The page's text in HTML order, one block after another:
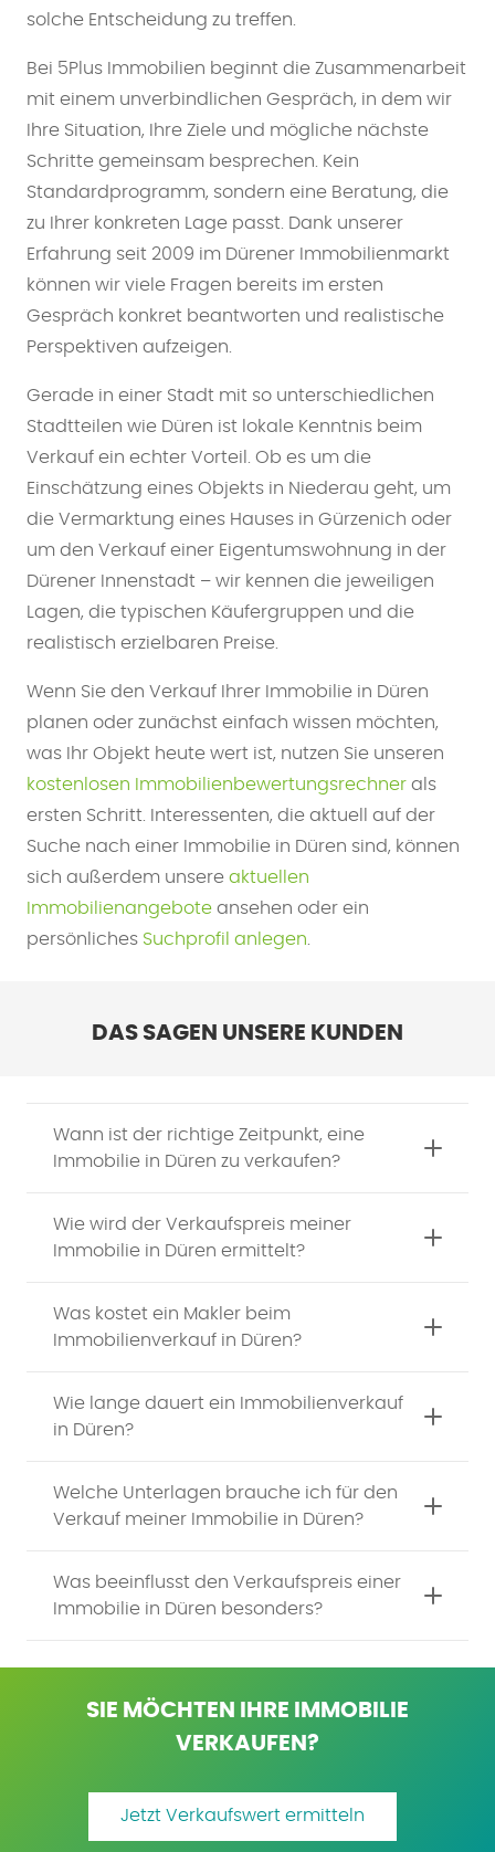
solche Entscheidung zu treffen.
Bei 5Plus Immobilien beginnt die Zusammenarbeit
mit einem unverbindlichen Gespräch, in dem wir
Ihre Situation, Ihre Ziele und mögliche nächste
Schritte gemeinsam besprechen. Kein
Standardprogramm, sondern eine Beratung, die
zu Ihrer konkreten Lage passt. Dank unserer
Erfahrung seit 2009 im Dürener Immobilienmarkt
können wir viele Fragen bereits im ersten
Gespräch konkret beantworten und realistische
Perspektiven aufzeigen.
Gerade in einer Stadt mit so unterschiedlichen
Stadtteilen wie Düren ist lokale Kenntnis beim
Verkauf ein echter Vorteil. Ob es um die
Einschätzung eines Objekts in Niederau geht, um
die Vermarktung eines Hauses in Gürzenich oder
um den Verkauf einer Eigentumswohnung in der
Dürener Innenstadt – wir kennen die jeweiligen
Lagen, die typischen Käufergruppen und die
realistisch erzielbaren Preise.
Wenn Sie den Verkauf Ihrer Immobilie in Düren
planen oder zunächst einfach wissen möchten,
was Ihr Objekt heute wert ist, nutzen Sie unseren
kostenlosen Immobilienbewertungsrechner als
ersten Schritt. Interessenten, die aktuell auf der
Suche nach einer Immobilie in Düren sind, können
sich außerdem unsere aktuellen
Immobilienangebote ansehen oder ein
persönliches Suchprofil anlegen
DAS SAGEN UNSERE KUNDEN
Wann ist der richtige Zeitpunkt, eine
Immobilie in Düren zu verkaufen?
Wie wird der Verkaufspreis meiner
Immobilie in Düren ermittelt?
Was kostet ein Makler beim
Immobilienverkauf in Düren?
Wie lange dauert ein Immobilienverkauf
in Düren?
Welche Unterlagen brauche ich für den
Verkauf meiner Immobilie in Düren?
Was beeinflusst den Verkaufspreis einer
Immobilie in Düren besonders?
SIE MÖCHTEN IHRE IMMOBILIE
VERKAUFEN?
Jetzt Verkaufswert ermitteln